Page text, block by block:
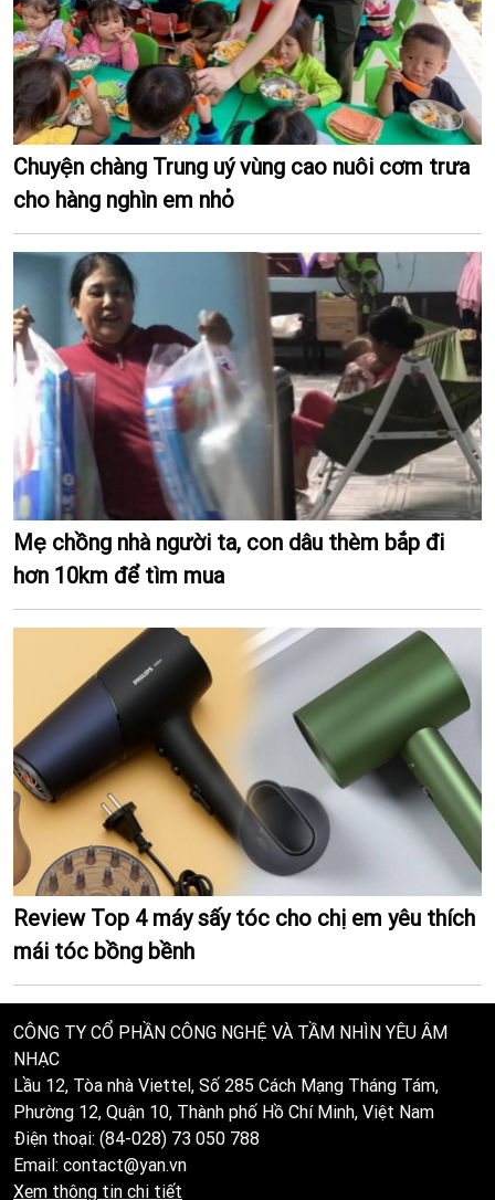
Chuyện chàng Trung uý vùng cao nuôi cơm trưa
cho hàng nghìn em nhỏ
Mẹ chồng nhà người ta, con dâu thèm bắp đi
hơn 10km để tìm mua
Review Top 4 máy sấy tóc cho chị em yêu thích
mái tóc bồng bềnh
CÔNG TY CỔ PHẦN CÔNG NGHỆ VÀ TẦM NHÌN YÊU ÂM
NHẠC
Lầu 12, Tòa nhà Viettel, Số 285 Cách Mạng Tháng Tám,
Phường 12, Quận 10, Thành phố Hồ Chí Minh, Việt Nam
Điện thoại: (84-028) 73 050 788
Email: contact@yan.vn
Xem thông tin chi tiết